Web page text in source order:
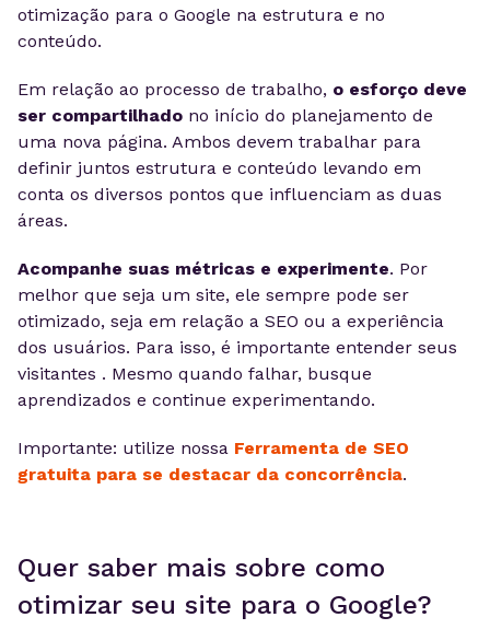
otimização para o Google na estrutura e no
conteúdo.
Em relação ao processo de trabalho, o esforço deve
ser compartilhado no início do planejamento de
uma nova página. Ambos devem trabalhar para
definir juntos estrutura e conteúdo levando em
conta os diversos pontos que influenciam as duas
áreas.
Acompanhe suas métricas e experimente. Por
melhor que seja um site, ele sempre pode ser
otimizado, seja em relação a SEO ou a experiência
dos usuários. Para isso, é importante entender seus
visitantes . Mesmo quando falhar, busque
aprendizados e continue experimentando.
Importante: utilize nossa Ferramenta de SEO
gratuita para se destacar da concorrência.
Quer saber mais sobre como
otimizar seu site para o Google?